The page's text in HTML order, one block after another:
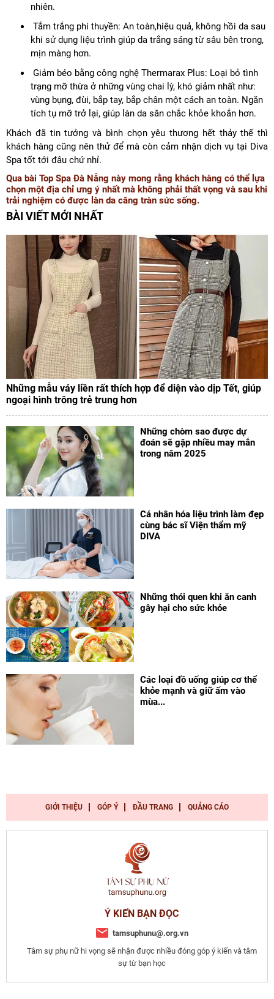
nhiên.
Tắm trắng phi thuyền: An toàn,hiệu quả, không hồi da sau
khi sử dụng liệu trình giúp da trắng sáng từ sâu bên trong,
mịn màng hơn.
Giảm béo bằng công nghệ Thermarax Plus: Loại bỏ tình
trạng mỡ thừa ở những vùng chai lỳ, khó giảm nhất như:
vùng bụng, đùi, bắp tay, bắp chân một cách an toàn. Ngăn
tích tụ mỡ trở lại, giúp làn da săn chắc khỏe khoắn hơn.
Khách đã tin tưởng và bình chọn yêu thương hết thảy thế thì
khách hàng cũng nên thử để mà còn cảm nhận dịch vụ tại Diva
Spa tốt tới đâu chứ nhỉ.
Qua bài Top Spa Đà Nẵng này mong rằng khách hàng có thể lựa
chọn một địa chỉ ưng ý nhất mà không phải thất vọng và sau khi
trải nghiệm có được làn da căng tràn sức sống.
BÀI VIẾT MỚI NHẤT
Những mẫu váy liền rất thích hợp để diện vào dịp Tết, giúp
ngoại hình trông trẻ trung hơn
Những chòm sao được dự
đoán sẽ gặp nhiều may mắn
trong năm 2025
Cá nhân hóa liệu trình làm đẹp
cùng bác sĩ Viện thẩm mỹ
DIVA
Những thói quen khi ăn canh
gây hại cho sức khỏe
Các loại đồ uống giúp cơ thể
khỏe mạnh và giữ ấm vào
mùa...
GIỚI THIỆU GÓP Ý ĐẦU TRANG QUẢNG CÁO
Ý KIẾN BẠN ĐỌC
tamsuphunu@.org.vn
Tâm sự phụ nữ hi vọng sẽ nhận được nhiều đóng góp ý kiến và tâm
sự từ bạn học